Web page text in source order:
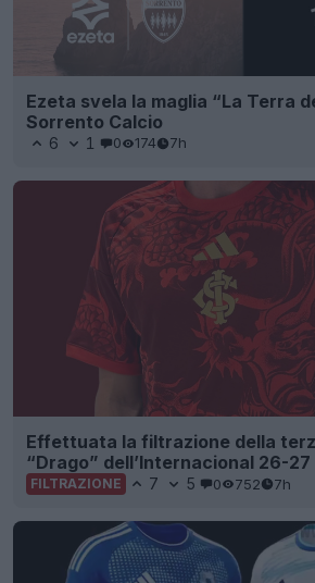
Ezeta svela la maglia “La Terra
Sorrento Calcio
6 1 0 174 7h
Effettuata la filtrazione della
“Drago” dell’Internacional 26-27
FILTRAZIONE 7 5 0 752 7h